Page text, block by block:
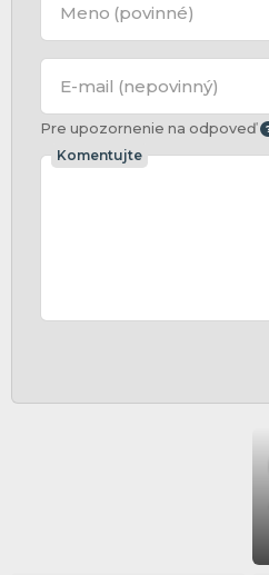
Meno (povinné)
E-mail (nepovinný)
Pre upozornenie na odpoveď
Komentujte